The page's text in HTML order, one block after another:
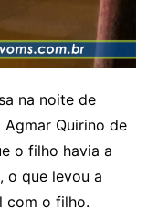
na noite de
Quirino de
o filho havia a
o que levou a
com o filho.